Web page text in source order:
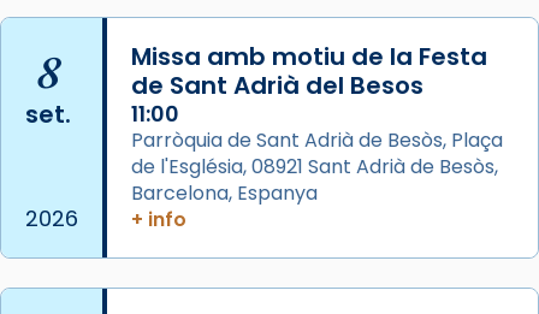
comitè organitzador de la visita apostòlica
del Sant Pare Lleó XIV a Barcelona, i als
col·laboradors, a la Catedral de Barcelona.
L’arquebisbe de Barcelona, el cardenal Joan
Josep Omella, ha presidit la missa i l’ha
concelebrat el bisbe auxiliar de Barcelona,
Mons. David Abadías.
📸 Dr. G. Simón
8
set.
2026
Missa amb motiu de la Festa
de Sant Adrià del Besos
11:00
Parròquia de Sant Adrià de Besòs, Plaça
de l'Església, 08921 Sant Adrià de Besòs,
Barcelona, Espanya
+ info